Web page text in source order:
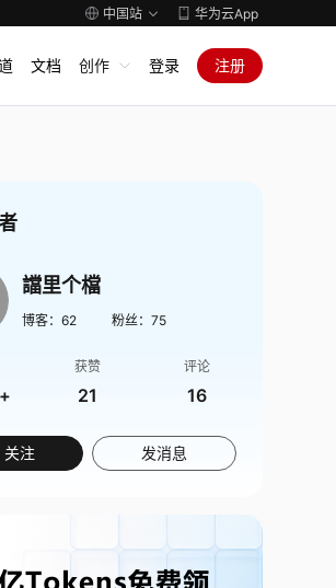
中国站 华为云App
文档 创作 登录 注册
譡里个檔
博客： 62 粉丝： 75
获赞
21
评论
16
注 发消息